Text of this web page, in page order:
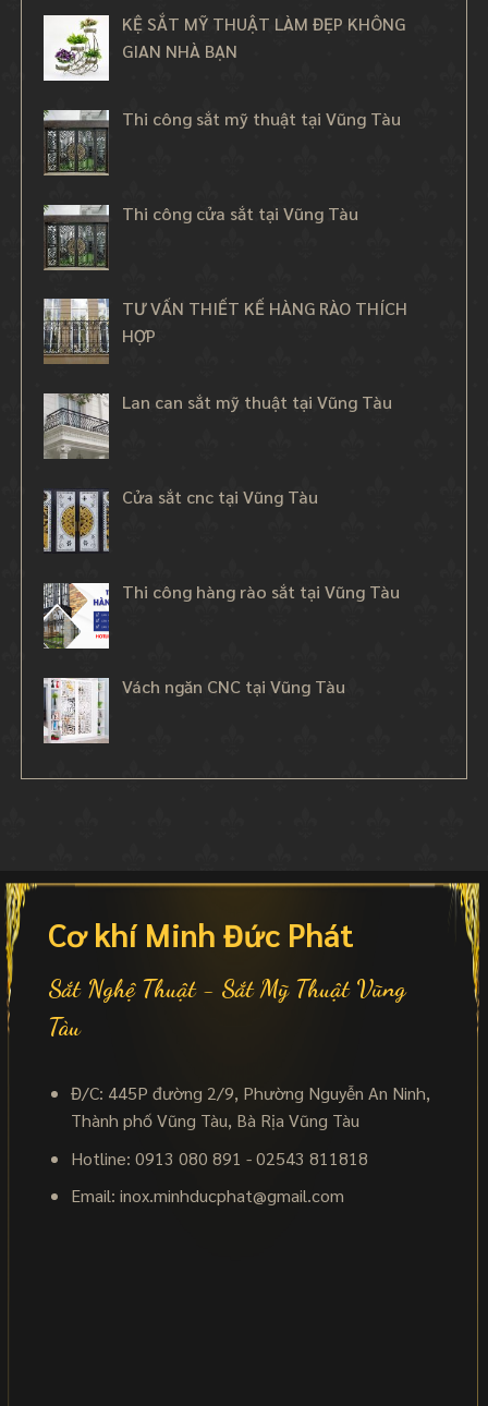
KỆ SẮT MỸ THUẬT LÀM ĐẸP KHÔNG
GIAN NHÀ BẠN
Thi công sắt mỹ thuật tại Vũng Tàu
Thi công cửa sắt tại Vũng Tàu
TƯ VẤN THIẾT KẾ HÀNG RÀO THÍCH
HỢP
Lan can sắt mỹ thuật tại Vũng Tàu
Cửa sắt cnc tại Vũng Tàu
Thi công hàng rào sắt tại Vũng Tàu
Vách ngăn CNC tại Vũng Tàu
Cơ khí Minh Đức Phát
Sắt Nghệ Thuật - Sắt Mỹ Thuật Vũng
Tàu
Đ/C: 445P đường 2/9, Phường Nguyễn An Ninh,
Thành phố Vũng Tàu, Bà Rịa Vũng Tàu
Hotline: 0913 080 891 - 02543 811818
Email:inox.minhducphat@gmail.com